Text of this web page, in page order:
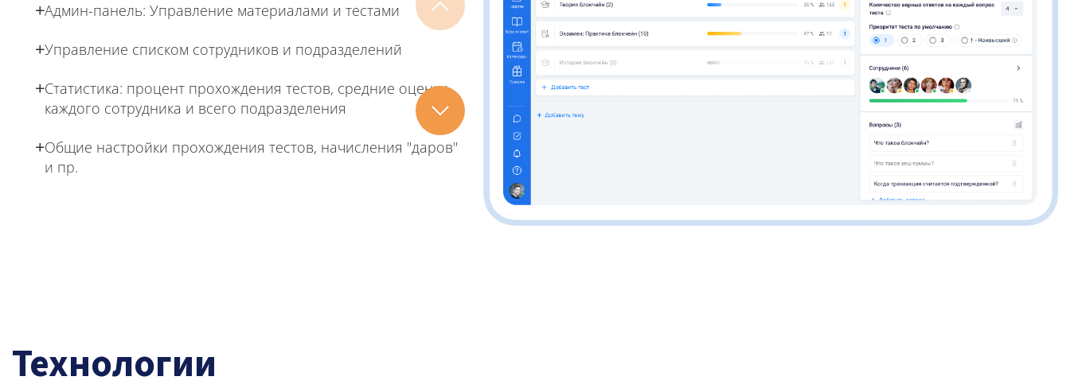
Админ-панель: Управление материалами и тестами
Управление списком сотрудников и подразделений
Статистика: процент прохождения тестов, средние оценки
каждого сотрудника и всего подразделения
Общие настройки прохождения тестов, начисления "даров"
и пр.
Технологии